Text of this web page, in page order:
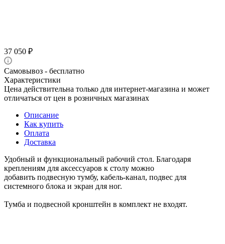
37 050 ₽
Самовывоз - бесплатно
Характеристики
Цена действительна только для интернет-магазина и может
отличаться от цен в розничных магазинах
Описание
Как купить
Оплата
Доставка
Удобный и функциональный рабочий стол. Благодаря
креплениям для аксессуаров к столу можно
добавить подвесную тумбу, кабель-канал, подвес для
системного блока и экран для ног.
Тумба и подвесной кронштейн в комплект не входят.